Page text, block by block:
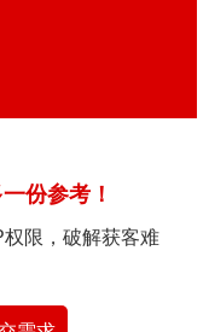
份参考！
限，破解获客难